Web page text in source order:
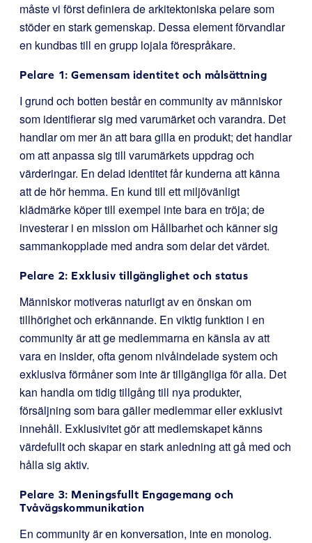
måste vi först definiera de arkitektoniska pelare som
stöder en stark gemenskap. Dessa element förvandlar
en kundbas till en grupp lojala förespråkare.
Pelare 1: Gemensam identitet och målsättning
I grund och botten består en community av människor
som identifierar sig med varumärket och varandra. Det
handlar om mer än att bara gilla en produkt; det handlar
om att anpassa sig till varumärkets uppdrag och
värderingar. En delad identitet får kunderna att känna
att de hör hemma. En kund till ett miljövänligt
klädmärke köper till exempel inte bara en tröja; de
investerar i en mission om Hållbarhet och känner sig
sammankopplade med andra som delar det värdet.
Pelare 2: Exklusiv tillgänglighet och status
Människor motiveras naturligt av en önskan om
tillhörighet och erkännande. En viktig funktion i en
community är att ge medlemmarna en känsla av att
vara en insider, ofta genom nivåindelade system och
exklusiva förmåner som inte är tillgängliga för alla. Det
kan handla om tidig tillgång till nya produkter,
försäljning som bara gäller medlemmar eller exklusivt
innehåll. Exklusivitet gör att medlemskapet känns
värdefullt och skapar en stark anledning att gå med och
hålla sig aktiv.
Pelare 3: Meningsfullt Engagemang och
Tvåvägskommunikation
En community är en konversation, inte en monolog.